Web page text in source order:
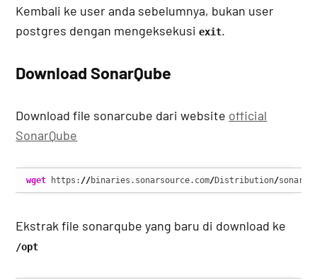
Kembali ke user anda sebelumnya, bukan user
postgres dengan mengeksekusiexit.
Download SonarQube
Download file sonarcube dari website official
SonarQube
wget https: //binaries.sonarsource.com/Distribution/
Ekstrak file sonarqube yang baru di download ke
/opt